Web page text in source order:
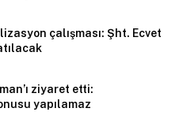
çalışması: Şht. Ecvet
ziyaret etti:
yapılamaz